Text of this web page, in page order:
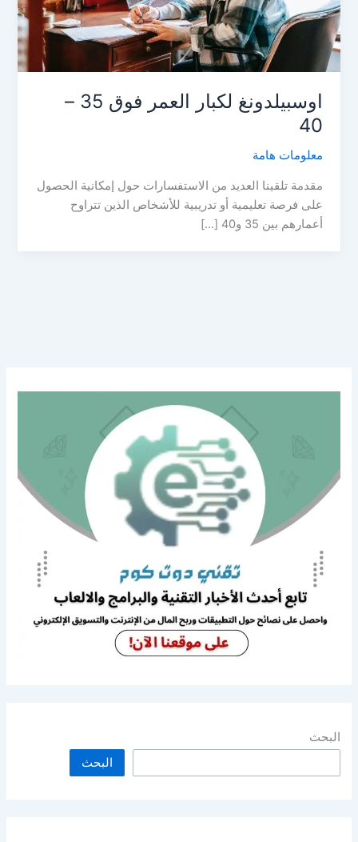
اوسبيلدونغ لكبار العمر فوق 35 –
40
معلومات هامة
مقدمة تلقينا العديد من الاستفسارات حول إمكانية الحصول
على فرصة تعليمية أو تدريبية للأشخاص الذين تتراوح
أعمارهم بين 35 و40 […]
البحث
البحث